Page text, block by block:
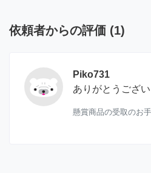
依頼者からの評価 (1)
Piko731
ありがとうござい
懸賞商品の受取のお